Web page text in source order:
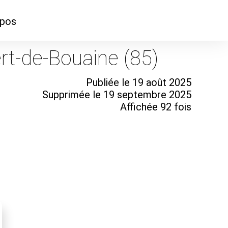
de-Bouaine (85)
Publiée le 19 août 2025
Supprimée le 19 septembre 2025
Affichée 92 fois